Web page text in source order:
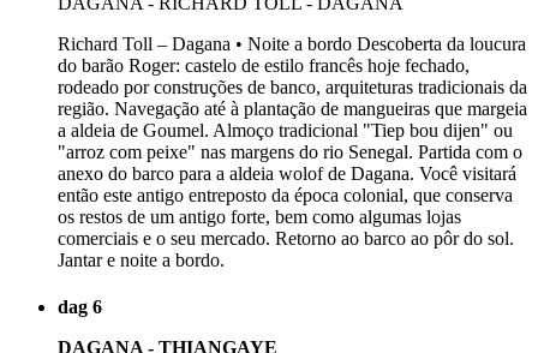
Richard Toll – Dagana • Noite a bordo Descoberta da loucura
do barão Roger: castelo de estilo francês hoje fechado,
rodeado por construções de banco, arquiteturas tradicionais da
região. Navegação até à plantação de mangueiras que margeia
a aldeia de Goumel. Almoço tradicional "Tiep bou dijen" ou
"arroz com peixe" nas margens do rio Senegal. Partida com o
anexo do barco para a aldeia wolof de Dagana. Você visitará
então este antigo entreposto da época colonial, que conserva
os restos de um antigo forte, bem como algumas lojas
comerciais e o seu mercado. Retorno ao barco ao pôr do sol.
Jantar e noite a bordo.
dag 6
DAGANA - THIANGAYE